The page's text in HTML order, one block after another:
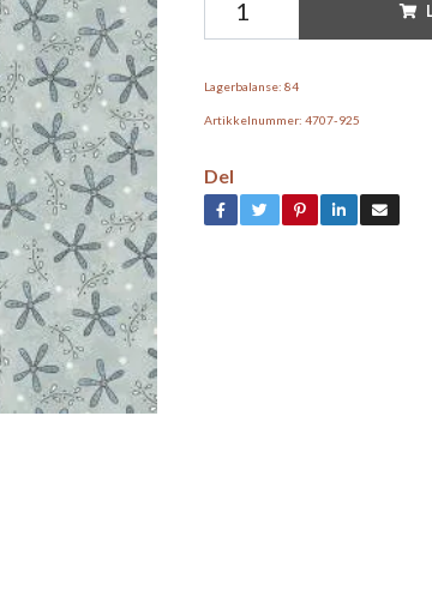
Lagerbalanse: 84
Artikkelnummer: 4707-925
Del